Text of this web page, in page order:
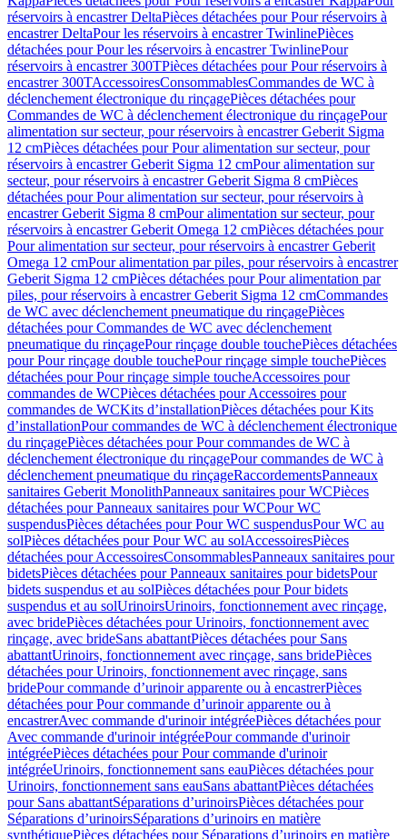
réservoirs à encastrer DeltaPièces détachées pour Pour réservoirs à
encastrer DeltaPour les réservoirs à encastrer TwinlinePièces
détachées pour Pour les réservoirs à encastrer TwinlinePour
réservoirs à encastrer 300TPièces détachées pour Pour réservoirs à
encastrer 300TAccessoiresConsommablesCommandes de WC à
déclenchement électronique du rinçagePièces détachées pour
Commandes de WC à déclenchement électronique du rinçagePour
alimentation sur secteur, pour réservoirs à encastrer Geberit Sigma
12 cmPièces détachées pour Pour alimentation sur secteur, pour
réservoirs à encastrer Geberit Sigma 12 cmPour alimentation sur
secteur, pour réservoirs à encastrer Geberit Sigma 8 cmPièces
détachées pour Pour alimentation sur secteur, pour réservoirs à
encastrer Geberit Sigma 8 cmPour alimentation sur secteur, pour
réservoirs à encastrer Geberit Omega 12 cmPièces détachées pour
Pour alimentation sur secteur, pour réservoirs à encastrer Geberit
Omega 12 cmPour alimentation par piles, pour réservoirs à encastrer
Geberit Sigma 12 cmPièces détachées pour Pour alimentation par
piles, pour réservoirs à encastrer Geberit Sigma 12 cmCommandes
de WC avec déclenchement pneumatique du rinçagePièces
détachées pour Commandes de WC avec déclenchement
pneumatique du rinçagePour rinçage double touchePièces détachées
pour Pour rinçage double touchePour rinçage simple touchePièces
détachées pour Pour rinçage simple toucheAccessoires pour
commandes de WCPièces détachées pour Accessoires pour
commandes de WCKits d’installationPièces détachées pour Kits
d’installationPour commandes de WC à déclenchement électronique
du rinçagePièces détachées pour Pour commandes de WC à
déclenchement électronique du rinçagePour commandes de WC à
déclenchement pneumatique du rinçageRaccordementsPanneaux
sanitaires Geberit MonolithPanneaux sanitaires pour WCPièces
détachées pour Panneaux sanitaires pour WCPour WC
suspendusPièces détachées pour Pour WC suspendusPour WC au
solPièces détachées pour Pour WC au solAccessoiresPièces
détachées pour AccessoiresConsommablesPanneaux sanitaires pour
bidetsPièces détachées pour Panneaux sanitaires pour bidetsPour
bidets suspendus et au solPièces détachées pour Pour bidets
suspendus et au solUrinoirsUrinoirs, fonctionnement avec rinçage,
avec bridePièces détachées pour Urinoirs, fonctionnement avec
rinçage, avec brideSans abattantPièces détachées pour Sans
abattantUrinoirs, fonctionnement avec rinçage, sans bridePièces
détachées pour Urinoirs, fonctionnement avec rinçage, sans
bridePour commande d’urinoir apparente ou à encastrerPièces
détachées pour Pour commande d’urinoir apparente ou à
encastrerAvec commande d'urinoir intégréePièces détachées pour
Avec commande d'urinoir intégréePour commande d'urinoir
intégréePièces détachées pour Pour commande d'urinoir
intégréeUrinoirs, fonctionnement sans eauPièces détachées pour
Urinoirs, fonctionnement sans eauSans abattantPièces détachées
pour Sans abattantSéparations d’urinoirsPièces détachées pour
Séparations d’urinoirsSéparations d’urinoirs en matière
synthétiquePièces détachées pour Séparations d’urinoirs en matière